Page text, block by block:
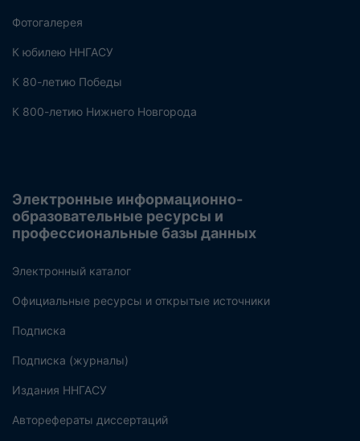
Фотогалерея
К юбилею ННГАСУ
К 80-летию Победы
К 800-летию Нижнего Новгорода
Электронные информационно-
образовательные ресурсы и
профессиональные базы данных
Электронный каталог
Официальные ресурсы и открытые источники
Подписка
Подписка (журналы)
Издания ННГАСУ
Авторефераты диссертаций